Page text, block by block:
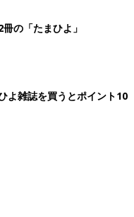
ていました。私自身もむ
すが、出産予定日の1カ
、妊娠高血圧症候群の症
、私自身も危険な状態と
と意識がはっきりしてい
頭が大きい」と話す声が
か出てこない様子が伝わ
ラハラしどおしで、無
ちゃんは産声（うぶご
ものの、時間と共に呼吸
れてくれてよかった」
の「たまひよ」
よ雑誌を買うとポイント10